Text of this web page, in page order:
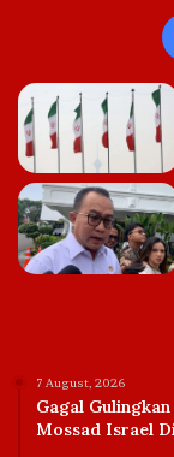
7 August, 2026
Gagal
Mossad Israel